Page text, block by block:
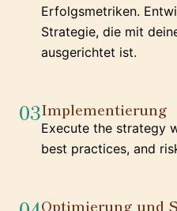
Erfolgsmetriken.
Strategie, die mit
ausgerichtet ist.
03Implementierung
Execute the strategy
best practices, and
Optimierung und